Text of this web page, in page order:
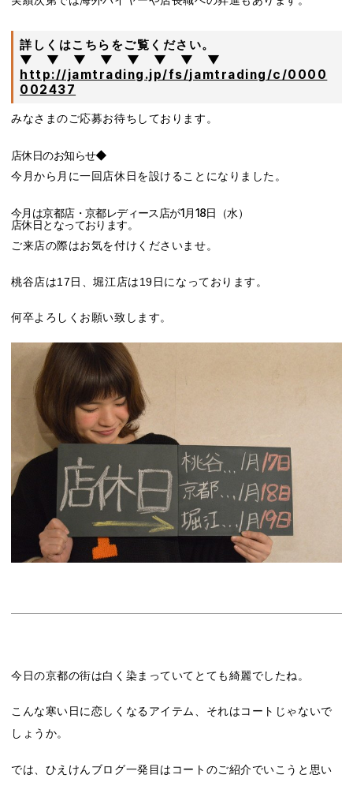
詳しくはこちらをご覧ください。
▼ ▼ ▼ ▼ ▼ ▼ ▼ ▼
http://jamtrading.jp/fs/jamtrading/c/0000
002437
みなさまのご応募お待ちしております。
店休日のお知らせ◆
今月から月に一回店休日を設けることになりました。
今月は京都店・京都レディース店が1月18日（水）
店休日となっております。
ご来店の際はお気を付けくださいませ。
桃谷店は17日、堀江店は19日になっております。
何卒よろしくお願い致します。
今日の京都の街は白く染まっていてとても綺麗でしたね。
こんな寒い日に恋しくなるアイテム、それはコートじゃないで
しょうか。
では、ひえけんブログ一発目はコートのご紹介でいこうと思い